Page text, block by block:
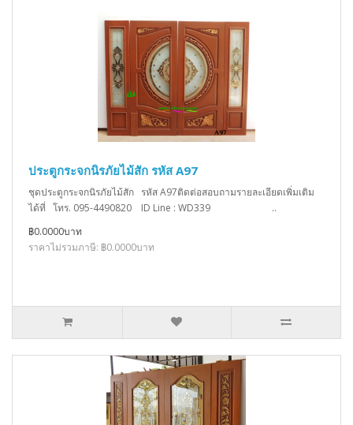
ประตูกระจกนิรภัยไม้สัก รหัส A97
ชุดประตูกระจกนิรภัยไม้สัก รหัส A97ติดต่อสอบถามรายละเอียดเพิ่มเติม
ได้ที่ โทร. 095-4490820 ID Line : WD339 ..
฿0.0000บาท
ราคาไม่รวมภาษี: ฿0.0000บาท